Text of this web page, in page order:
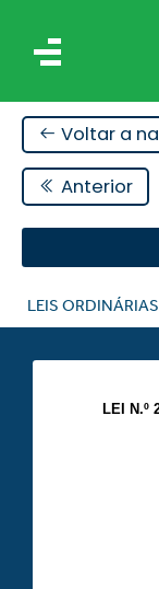
Voltar a
Anterior
LEIS ORDINÁRIAS
LEI N.º